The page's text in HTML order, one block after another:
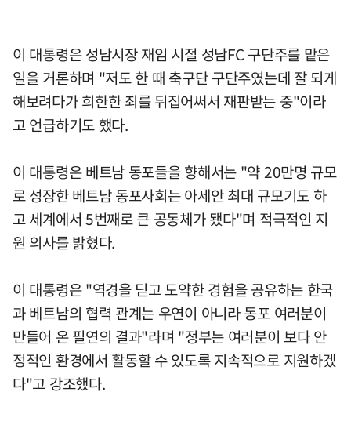
이 대통령은 성남시장 재임 시절 성남FC 구단주를 맡은
일을 거론하며 "저도 한 때 축구단 구단주였는데 잘 되게
해보려다가 희한한 죄를 뒤집어써서 재판받는 중"이라
고 언급하기도 했다.
이 대통령은 베트남 동포들을 향해서는 "약 20만명 규모
로 성장한 베트남 동포사회는 아세안 최대 규모기도 하
고 세계에서 5번째로 큰 공동체가 됐다"며 적극적인 지
원 의사를 밝혔다.
이 대통령은 "역경을 딛고 도약한 경험을 공유하는 한국
과 베트남의 협력 관계는 우연이 아니라 동포 여러분이
만들어 온 필연의 결과"라며 "정부는 여러분이 보다 안
정적인 환경에서 활동할 수 있도록 지속적으로 지원하겠
다"고 강조했다.